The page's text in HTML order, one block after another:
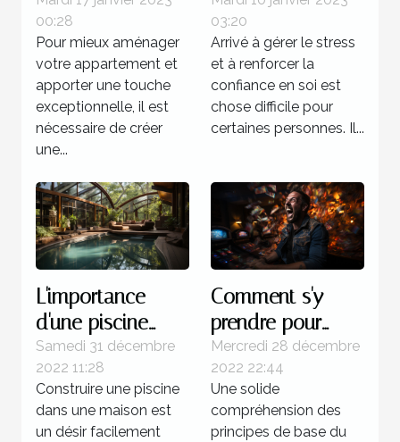
murale à livres ?
00:28
Pour mieux aménager
votre appartement et
apporter une touche
exceptionnelle, il est
nécessaire de créer
une...
devenir un
sophrologue ?
03:20
Arrivé à gérer le stress
et à renforcer la
confiance en soi est
chose difficile pour
certaines personnes. Il...
L'importance
d'une piscine
dans une maison
Samedi 31 décembre
2022 11:28
Construire une piscine
dans une maison est
un désir facilement
Comment s'y
prendre pour
gagner d'une
manière certaine
au multi ?
Mercredi 28 décembre
2022 22:44
Une solide
compréhension des
principes de base du